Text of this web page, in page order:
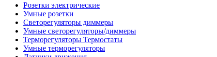
Розетки электрические
Умные розетки
Светорегуляторы диммеры
Умные светорегуляторы/диммеры
Терморегуляторы Термостаты
Умные терморегуляторы